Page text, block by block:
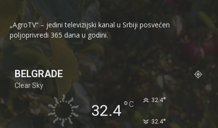
„AgroTV“ – jedini televizijski kanal u Srbiji posvećen
poljoprivredi 365 dana u godini.
BELGRADE
Clear Sky
32.4°C 32.4°
32.4°